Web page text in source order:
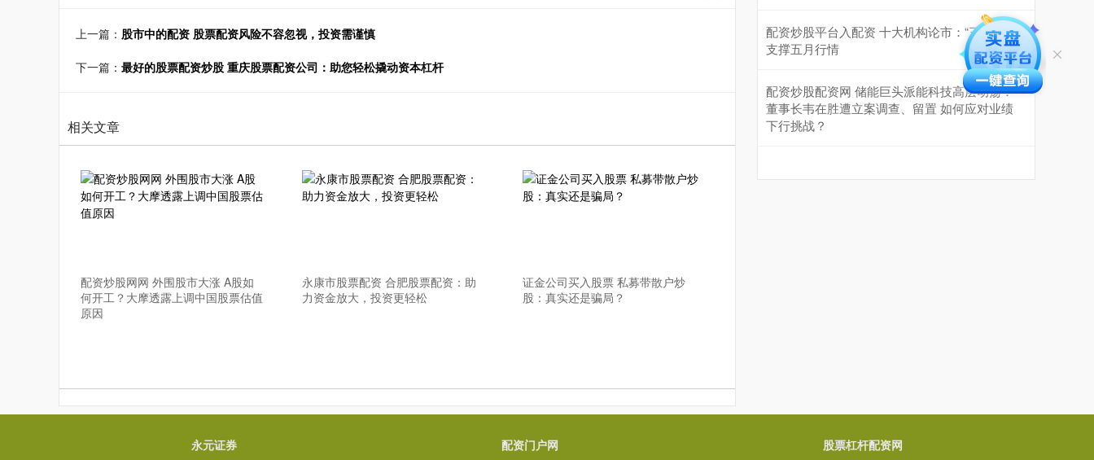
上一篇： 股市中的配资 股票配资风险不容忽视，投资需谨慎
下一篇： 最好的股票配资炒股 重庆股票配资公司：助您轻松撬动资本杠杆
相关文章
配资炒股网网 外围股市大涨 A股如
何开工？大摩透露上调中国股票估值
原因
永康市股票配资 合肥股票配资：助
力资金放大，投资更轻松
证金公司买入股票 私募带散户炒
股：真实还是骗局？
配资炒股平台入配资 十大机构论市：“三足鼎立”
支撑五月行情
配资炒股配资网 储能巨头派能科技高层动荡：
董事长韦在胜遭立案调查、留置 如何应对业绩
下行挑战？
永元证券 配资门户网 股票杠杆配资网